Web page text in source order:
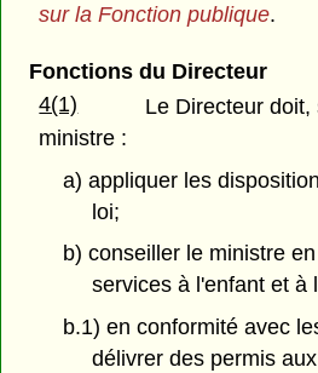
sur la Fonction publique.
Fonctions du Directeur
4(1)
Le Directeur
ministre :
a) appliquer les
loi;
b) conseiller le ministre
services à l'enfant et à
b.1) en conformité avec
délivrer des permis